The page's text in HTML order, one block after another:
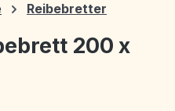
Reibebretter
200 x